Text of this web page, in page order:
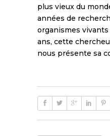
plus vieux du
années de
organismes
ans, cette
nous présente sa